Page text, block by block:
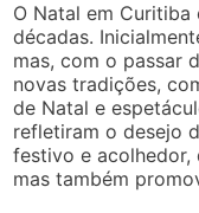
O Natal em
décadas.
mas, com o passar
novas tradições,
de Natal e
refletiram o desejo
festivo e acolhedor,
mas também